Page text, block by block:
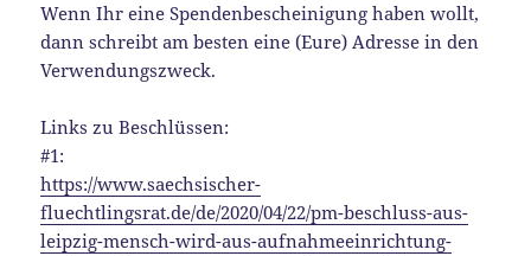
Wenn Ihr eine Spendenbescheinigung haben wollt,
dann schreibt am besten eine (Eure) Adresse in den
Verwendungszweck.
Links zu Beschlüssen:
#1:
https://www.saechsischer-
fluechtlingsrat.de/de/2020/04/22/pm-beschluss-aus-
leipzig-mensch-wird-aus-aufnahmeeinrichtung-